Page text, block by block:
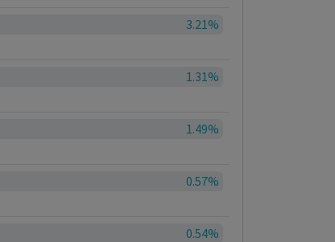
3.21%
1.31%
1.49%
0.57%
0.54%